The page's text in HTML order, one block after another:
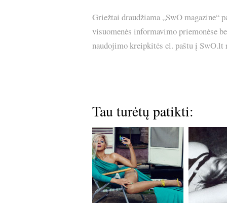
Griežtai draudžiama „SwO magazine“
visuomenės informavimo priemonėse
naudojimo kreipkitės el. paštu į
Tau turėtų patikti: